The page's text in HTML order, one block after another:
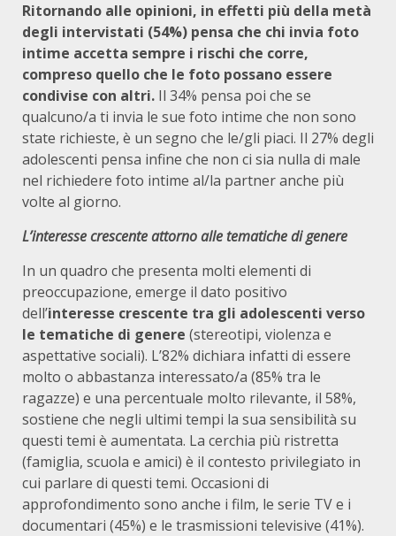
Ritornando alle opinioni, in effetti più della metà
degli intervistati (54%) pensa che chi invia foto
intime accetta sempre i rischi che corre,
compreso quello che le foto possano essere
condivise con altri. Il 34% pensa poi che se
qualcuno/a ti invia le sue foto intime che non sono
state richieste, è un segno che le/gli piaci. Il 27% degli
adolescenti pensa infine che non ci sia nulla di male
nel richiedere foto intime al/la partner anche più
volte al giorno.
L’interesse crescente attorno alle tematiche di genere
In un quadro che presenta molti elementi di
preoccupazione, emerge il dato positivo
dell’interesse crescente tra gli adolescenti verso
le tematiche di genere (stereotipi, violenza e
aspettative sociali). L’82% dichiara infatti di essere
molto o abbastanza interessato/a (85% tra le
ragazze) e una percentuale molto rilevante, il 58%,
sostiene che negli ultimi tempi la sua sensibilità su
questi temi è aumentata. La cerchia più ristretta
(famiglia, scuola e amici) è il contesto privilegiato in
cui parlare di questi temi. Occasioni di
approfondimento sono anche i film, le serie TV e i
documentari (45%) e le trasmissioni televisive (41%).